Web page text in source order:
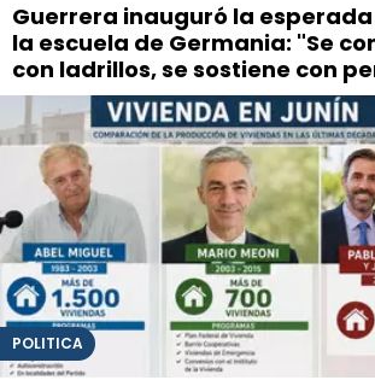
Guerrera inauguró la
la escuela de Germania: "Se
con ladrillos, se sostiene con
POLITICA